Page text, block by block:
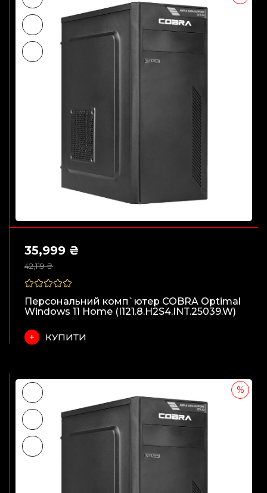
42,119 ₴
35,999 ₴
Персональний комп`ютер COBRA Optimal
Windows 11 Home (I121.8.H2S4.INT.25039.W)
КУПИТИ